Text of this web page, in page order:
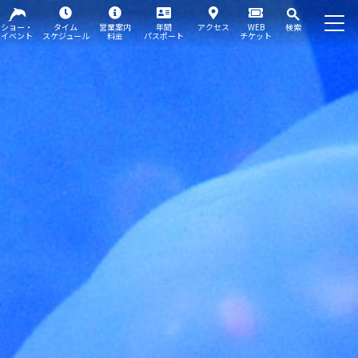
WEB
チケット
検索
ショー・
イベント
タイム
スケジュール
営業案内
料金
年間
パスポート
アクセス